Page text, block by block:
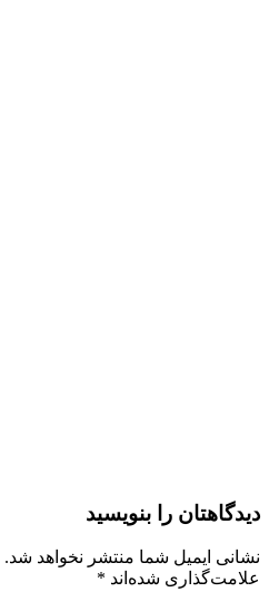
دیدگاهتان را بنویسید
نشانی ایمیل شما منتشر نخواهد شد.
علامت‌گذاری شده‌اند *